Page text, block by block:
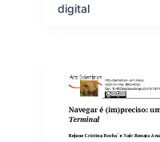
digital